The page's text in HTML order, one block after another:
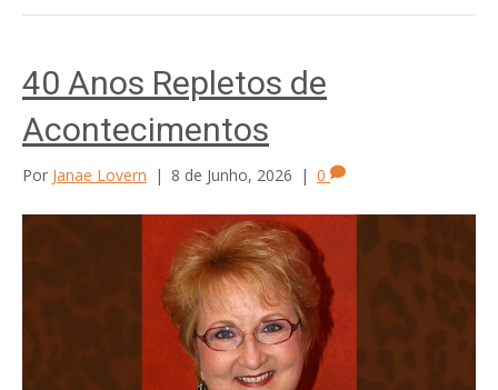
40 Anos Repletos de
Acontecimentos
Por Janae Lovern | 8 de Junho, 2026 | 0